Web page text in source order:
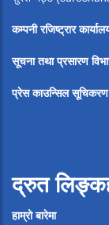
कम्पनी रजिष्ट्रार
सूचना तथा प्रसारण
प्रेस काउन्सिल सूचिकरण
द्रुत
हाम्रो बारेमा